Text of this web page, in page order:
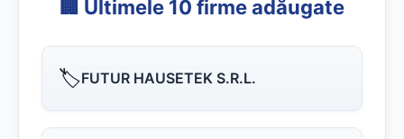
🏢 Ultimele 10 firme adăugate
🏷️FUTUR HAUSETEK S.R.L.